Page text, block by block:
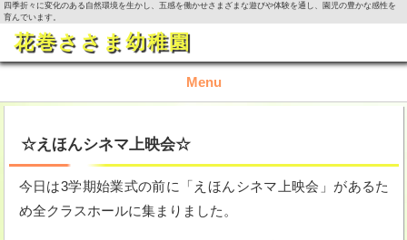
四季折々に変化のある自然環境を生かし、五感を働かせさまざまな遊びや体験を通し、園児の豊かな感性を
育んでいます。
花巻ささま幼稚園
Menu
園の概要
園の生活
☆えほんシネマ上映会☆
今日は3学期始業式の前に「えほんシネマ上映会」があるた
め全クラスホールに集まりました。